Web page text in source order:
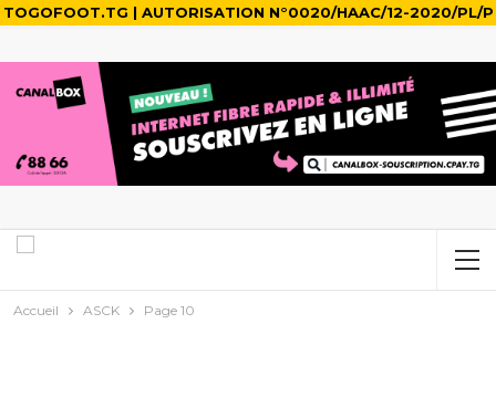
TOGOFOOT.TG | AUTORISATION N°0020/HAAC/12-2020/PL/P
Accueil ASCK Page 10